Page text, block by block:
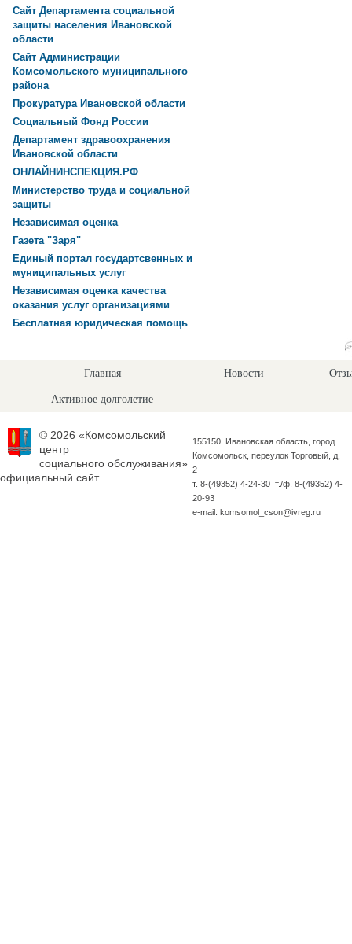
Сайт Департамента социальной
защиты населения Ивановской
области
Сайт Администрации
Комсомольского муниципального
района
Прокуратура Ивановской области
Социальный Фонд России
Департамент здравоохранения
Ивановской области
ОНЛАЙНИНСПЕКЦИЯ.РФ
Министерство труда и социальной
защиты
Независимая оценка
Газета "Заря"
Единый портал государтсвенных и
муниципальных услуг
Независимая оценка качества
оказания услуг организациями
Бесплатная юридическая помощь
Главная Новости
Активное долголетие
© 2026 «Комсомольский
центр
социального обслуживания»
официальный сайт
155150 Ивановская область, город
Комсомольск, переулок Торговый, д.
2
т. 8-(49352) 4-24-30 т./ф. 8-(49352) 4-
20-93
e-mail: komsomol_cson@ivreg.ru